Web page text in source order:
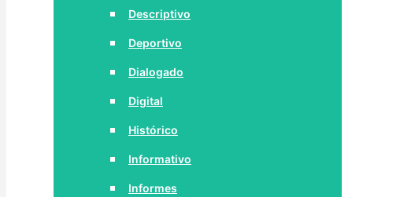
Descriptivo
Deportivo
Dialogado
Digital
Histórico
Informativo
Informes